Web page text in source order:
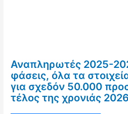
Αναπληρωτές 2025-
φάσεις, όλα τα
για σχεδόν 50.000
τέλος της χρονιάς